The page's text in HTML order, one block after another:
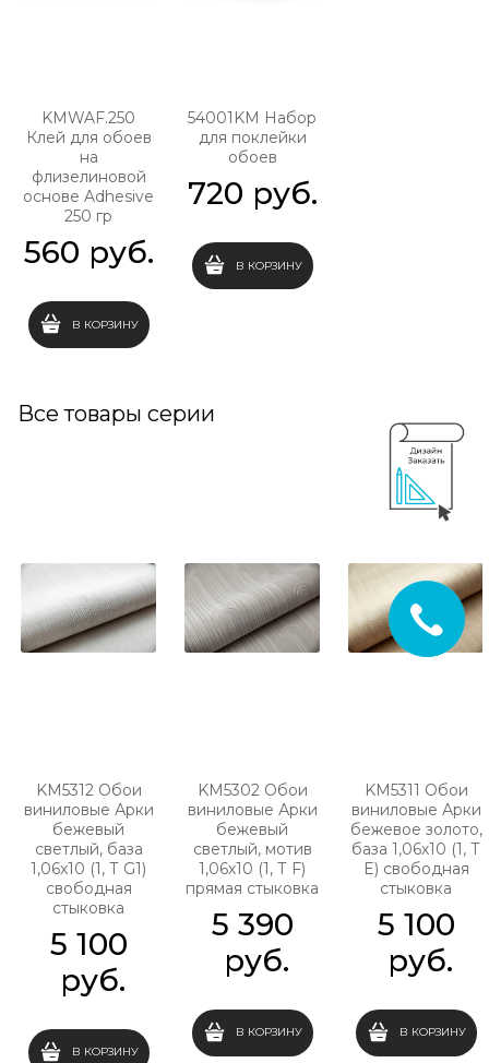
KMWAF.250
Клей для обоев
на
флизелиновой
основе Adhesive
250 гр
560 руб.
В КОРЗИНУ
54001KM Набор
для поклейки
обоев
720 руб.
В КОРЗИНУ
Все товары серии
KM5312 Обои
виниловые Арки
бежевый
светлый, база
1,06х10 (1, Т G1)
свободная
стыковка
5 100
руб.
В КОРЗИНУ
KM5302 Обои
виниловые Арки
бежевый
светлый, мотив
1,06х10 (1, Т F)
прямая стыковка
5 390
руб.
В КОРЗИНУ
KM5311 Обои
виниловые Арки
бежевое золото,
база 1,06х10 (1, Т
E) свободная
стыковка
5 100
руб.
В КОРЗИНУ